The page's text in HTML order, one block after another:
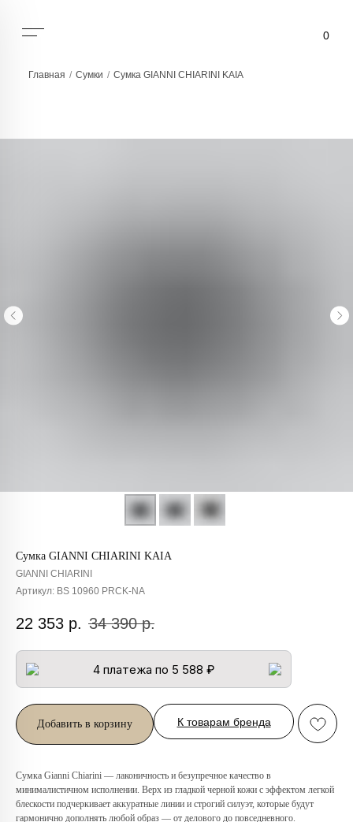
Главная / Сумки / Сумка GIANNI CHIARINI KAIA
Сумка GIANNI CHIARINI KAIA
GIANNI CHIARINI
Артикул: BS 10960 PRCK-NA
22 353 р. 34 390 р.
4 платежа по 5 588 ₽
Добавить в корзину К товарам бренда
Сумка Gianni Chiarini — лаконичность и безупречное качество в
минималистичном исполнении. Верх из гладкой черной кожи с эффектом легкой
блескости подчеркивает аккуратные линии и строгий силуэт, которые будут
гармонично дополнять любой образ — от делового до повседневного.